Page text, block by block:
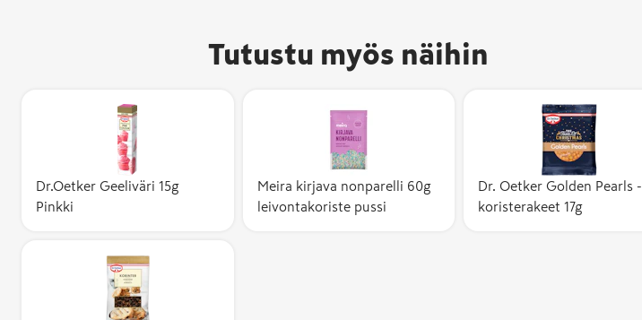
Tutustu myös näihin
Dr.Oetker Geeliväri 15g
Pinkki
Meira kirjava nonparelli 60g
leivontakoriste pussi
Dr. Oetker Golden Pearls -
koristerakeet 17g